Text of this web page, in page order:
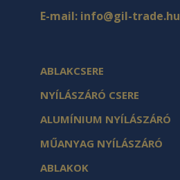
E-mail: info@gil-trade.hu
ABLAKCSERE
NYÍLÁSZÁRÓ CSERE
ALUMÍNIUM NYÍLÁSZÁRÓ
MŰANYAG NYÍLÁSZÁRÓ
ABLAKOK